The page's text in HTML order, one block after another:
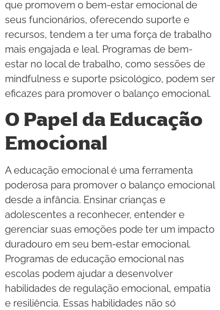
que promovem o bem-estar emocional de
seus funcionários, oferecendo suporte e
recursos, tendem a ter uma força de trabalho
mais engajada e leal. Programas de bem-
estar no local de trabalho, como sessões de
mindfulness e suporte psicológico, podem ser
eficazes para promover o balanço emocional.
O Papel da Educação
Emocional
A educação emocional é uma ferramenta
poderosa para promover o balanço emocional
desde a infância. Ensinar crianças e
adolescentes a reconhecer, entender e
gerenciar suas emoções pode ter um impacto
duradouro em seu bem-estar emocional.
Programas de educação emocional nas
escolas podem ajudar a desenvolver
habilidades de regulação emocional, empatia
e resiliência. Essas habilidades não só